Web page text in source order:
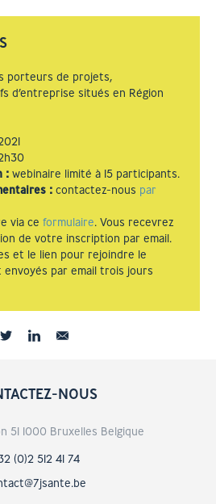
porteurs de projets,
d’entreprise situés en Région
: webinaire limité à 15 participants.
: contactez-nous par
via ce formulaire. Vous recevrez
de votre inscription par email.
et le lien pour rejoindre le
par email trois jours
NOUS
51 1000 Bruxelles Belgique
(0)2 512 41 74